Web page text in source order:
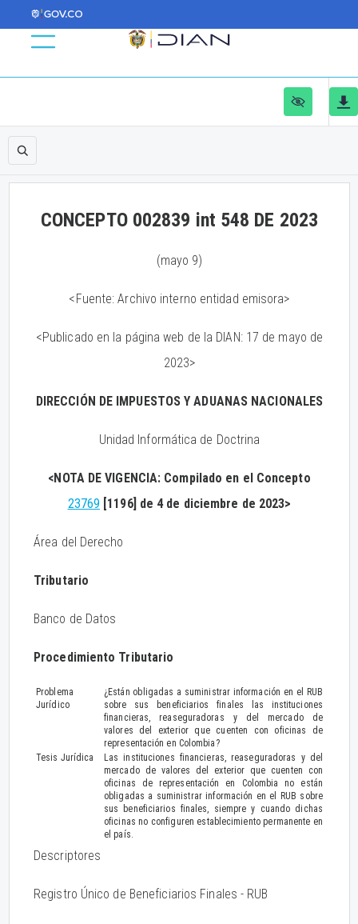
CONCEPTO 002839 int 548 DE 2023
(mayo 9)
<Fuente: Archivo interno entidad emisora>
<Publicado en la página web de la DIAN: 17 de mayo de
2023>
DIRECCIÓN DE IMPUESTOS Y ADUANAS NACIONALES
Unidad Informática de Doctrina
<NOTA DE VIGENCIA: Compilado en el Concepto
23769 [1196] de 4 de diciembre de 2023>
Área del Derecho
Tributario
Banco de Datos
Procedimiento Tributario
Problema
Jurídico
¿Están obligadas a suministrar información en el RUB
sobre sus beneficiarios finales las instituciones
financieras, reaseguradoras y del mercado de
valores del exterior que cuenten con oficinas de
representación en Colombia?
Tesis Jurídica
Las instituciones financieras, reaseguradoras y del
mercado de valores del exterior que cuenten con
oficinas de representación en Colombia no están
obligadas a suministrar información en el RUB sobre
sus beneficiarios finales, siempre y cuando dichas
oficinas no configuren establecimiento permanente en
el país.
Descriptores
Registro Único de Beneficiarios Finales - RUB